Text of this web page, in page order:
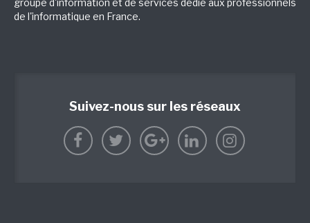
groupe d'information et de services dédié aux professionnels
de l'informatique en France.
Suivez-nous sur les réseaux